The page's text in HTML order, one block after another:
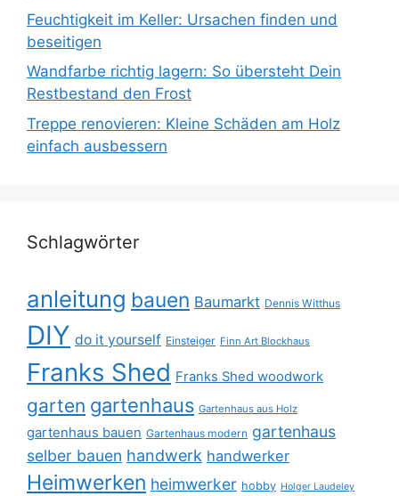
Feuchtigkeit im Keller: Ursachen finden und
beseitigen
Wandfarbe richtig lagern: So übersteht Dein
Restbestand den Frost
Treppe renovieren: Kleine Schäden am Holz
einfach ausbessern
Schlagwörter
anleitung bauen Baumarkt Dennis Witthus
DIY do it yourself Einsteiger Finn Art Blockhaus
Franks Shed Franks Shed woodwork
garten gartenhaus Gartenhaus aus Holz
gartenhaus bauen Gartenhaus modern gartenhaus
selber bauen handwerk handwerker
Heimwerken heimwerker hobby Holger Laudeley